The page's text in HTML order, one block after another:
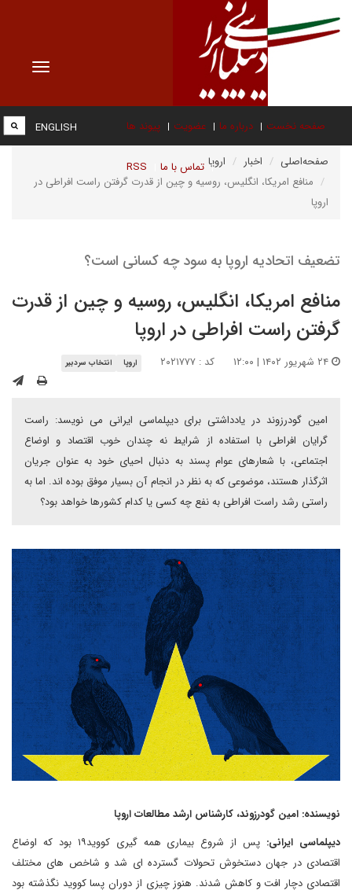
Toggle
صفحه نخست درباره ما عضویت پیوند ها
تماس با ما RSS
ENGLISH
صفحه‌اصلی اخبار
اروپا
منافع امریکا، انگلیس، روسیه و چین از قدرت گرفتن راست افراطی در
اروپا
تضعیف اتحادیه اروپا به سود چه کسانی است؟
منافع امریکا، انگلیس، روسیه و چین از قدرت
گرفتن راست افراطی در اروپا
کد : ۲۰۲۱۷۷۷ اروپا انتخاب سردبیر
امین گودرزوند در یادداشتی برای دیپلماسی ایرانی می نویسد: راست
گرایان افراطی با استفاده از شرایط نه چندان خوب اقتصاد و اوضاع
اجتماعی، با شعارهای عوام پسند به دنبال احیای خود به عنوان جریان
اثرگذار هستند، موضوعی که به نظر در انجام آن بسیار موفق بوده اند. اما به
راستی رشد راست افراطی به نفع چه کسی یا کدام کشورها خواهد بود؟
نویسنده: امین گودرزوند، کارشناس ارشد مطالعات اروپا
دیپلماسی ایرانی:
پس از شروع بیماری همه گیری کووید۱۹ بود که اوضاع
اقتصادی در جهان دستخوش تحولات گسترده ای شد و شاخص های مختلف
اقتصادی دچار افت و کاهش شدند. هنوز چیزی از دوران پسا کووید نگذشته بود